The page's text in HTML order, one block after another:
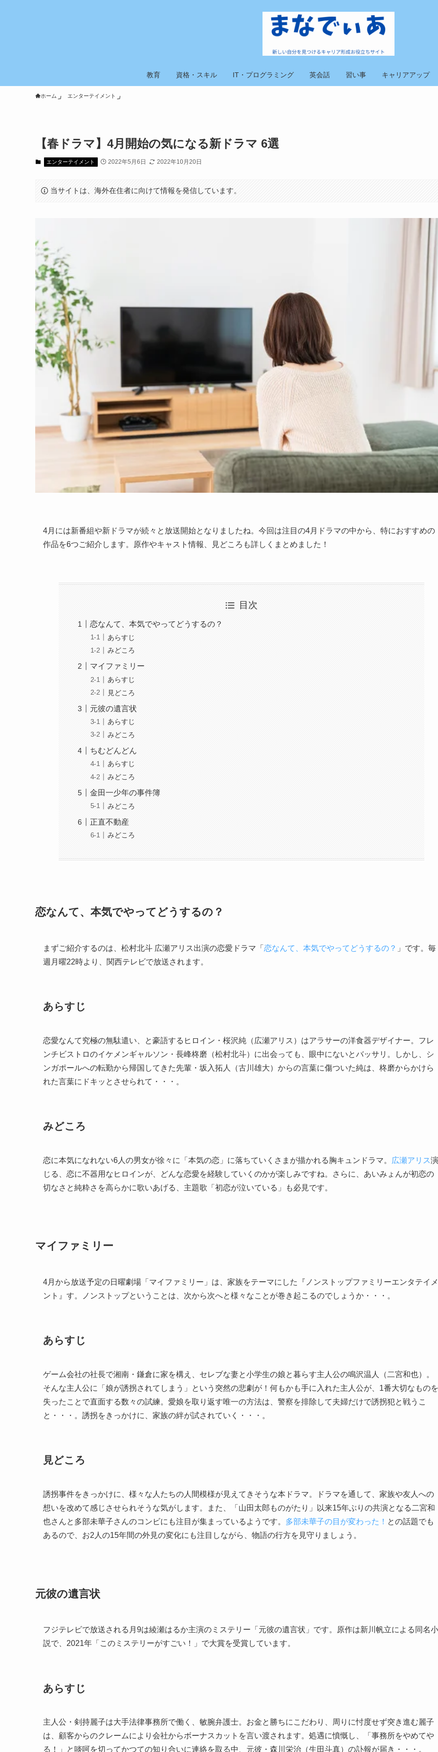
教育 資格・スキル IT・プログラミング 英会話 習い事 キャリアアップ
ホーム エンターテイメント
【春ドラマ】4月開始の気になる新ドラマ 6選
エンターテイメント 2022年5月6日 2022年10月20日
当サイトは、海外在住者に向けて情報を発信しています。
4月には新番組や新ドラマが続々と放送開始となりましたね。今回は注目の4月ドラマの中から、特におすすめの
作品を6つご紹介します。原作やキャスト情報、見どころも詳しくまとめました！
目次
恋なんて、本気でやってどうするの？
あらすじ
みどころ
マイファミリー
あらすじ
見どころ
元彼の遺言状
あらすじ
みどころ
ちむどんどん
あらすじ
みどころ
金田一少年の事件簿
みどころ
正直不動産
みどころ
恋なんて、本気でやってどうするの？
まずご紹介するのは、松村北斗 広瀬アリス出演の恋愛ドラマ「 恋なんて、本気でやってどうするの？ 」です。毎
週月曜22時より、関西テレビで放送されます。
あらすじ
恋愛なんて究極の無駄遣い、と豪語するヒロイン・桜沢純（広瀬アリス）はアラサーの洋食器デザイナー。フレ
ンチビストロのイケメンギャルソン・長峰柊磨（松村北斗）に出会っても、眼中にないとバッサリ。しかし、シ
ンガポールへの転勤から帰国してきた先輩・坂入拓人（古川雄大）からの言葉に傷ついた純は、柊磨からかけら
れた言葉にドキッとさせられて・・・。
みどころ
恋に本気になれない6 人の男女が徐々に「本気の恋」に落ちていくさまが描かれる胸キュンドラマ。 広瀬アリス演
じる、恋に不器用なヒロインが、どんな恋愛を経験していくのかが楽しみですね。さらに、あいみょんが初恋の
切なさと純粋さを高らかに歌いあげる、主題歌「初恋が泣いている」も必見です。
マイファミリー
4月から放送予定の日曜劇場「マイファミリー」は、家族をテーマにした『ノンストップファミリーエンタテイメ
ント』す。ノンストップということは、次から次へと様々なことが巻き起こるのでしょうか・・・。
あらすじ
ゲーム会社の社長で湘南・鎌倉に家を構え、セレブな妻と小学生の娘と暮らす主人公の鳴沢温人（二宮和也）。
そんな主人公に「娘が誘拐されてしまう」という突然の悲劇が！何もかも手に入れた主人公が、1番大切なものを
失ったことで直面する数々の試練。愛娘を取り返す唯一の方法は、警察を排除して夫婦だけで誘拐犯と戦うこ
と・・・。誘拐をきっかけに、家族の絆が試されていく・・・。
見どころ
誘拐事件をきっかけに、様々な人たちの人間模様が見えてきそうな本ドラマ。ドラマを通して、家族や友人への
想いを改めて感じさせられそうな気がします。また、「山田太郎ものがたり」以来15年ぶりの共演となる二宮和
也さんと多部未華子さんのコンビにも注目が集まっているようです。 多部未華子の目が変わった！ との話題でも
あるので、お2人の15年間の外見の変化にも注目しながら、物語の行方を見守りましょう。
元彼の遺言状
フジテレビで放送される月 9は綾瀬はるか主演のミステリー「元彼の遺言状」です。原作は新川帆立による同名小
説で、 2021年「このミステリーがすごい！」で大賞を受賞しています。
あらすじ
主人公・剣持麗子は大手法律事務所で働く、敏腕弁護士。お金と勝ちにこだわり、周りに忖度せず突き進む麗子
は、顧客からのクレームにより会社からボーナスカットを言い渡されます。処遇に憤慨し、「事務所をやめてや
る！」と啖呵を切ってかつての知り合いに連絡を取る中、元彼・森川栄治（生田斗真）の訃報が届き・・・。